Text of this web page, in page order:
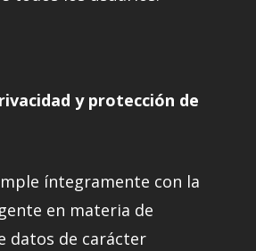
y protección de
íntegramente con la
en materia de
datos de carácter